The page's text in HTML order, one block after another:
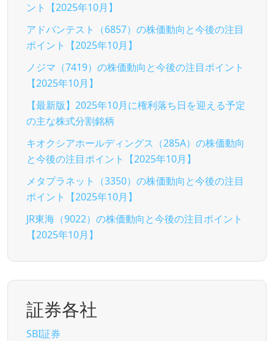
ント【2025年10月】
アドバンテスト（6857）の株価動向と今後の注目
ポイント【2025年10月】
ノジマ（7419）の株価動向と今後の注目ポイント
【2025年10月】
【最新版】2025年10月に権利落ち日を迎える予定
の主な株式分割銘柄
キオクシアホールディングス（285A）の株価動向
と今後の注目ポイント【2025年10月】
メタプラネット（3350）の株価動向と今後の注目
ポイント【2025年10月】
JR東海（9022）の株価動向と今後の注目ポイント
【2025年10月】
証券各社
SBI証券